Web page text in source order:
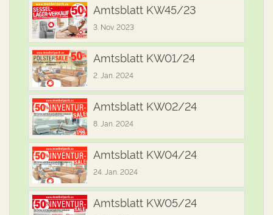
Amtsblatt KW45/23
3. Nov. 2023
Amtsblatt KW01/24
2. Jan. 2024
Amtsblatt KW02/24
8. Jan. 2024
Amtsblatt KW04/24
24. Jan. 2024
Amtsblatt KW05/24